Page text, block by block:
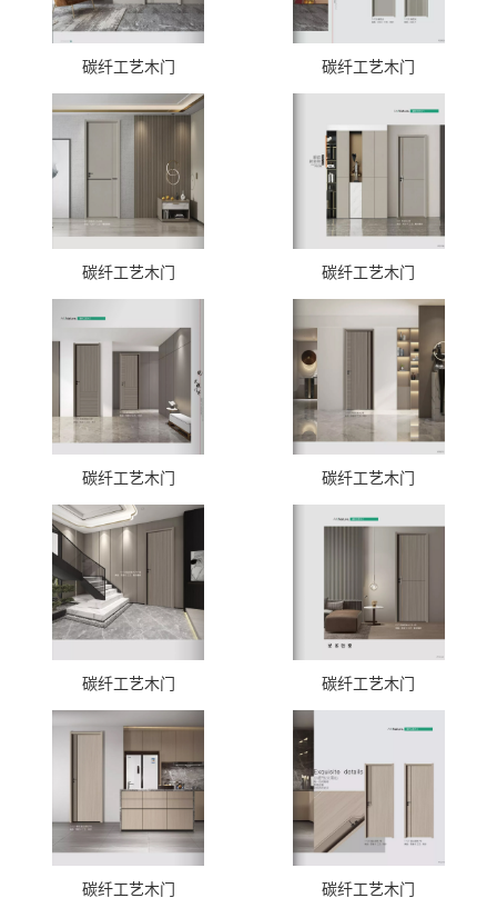
碳纤工艺木门 碳纤工艺木门
碳纤工艺木门 碳纤工艺木门
碳纤工艺木门 碳纤工艺木门
碳纤工艺木门 碳纤工艺木门
碳纤工艺木门 碳纤工艺木门